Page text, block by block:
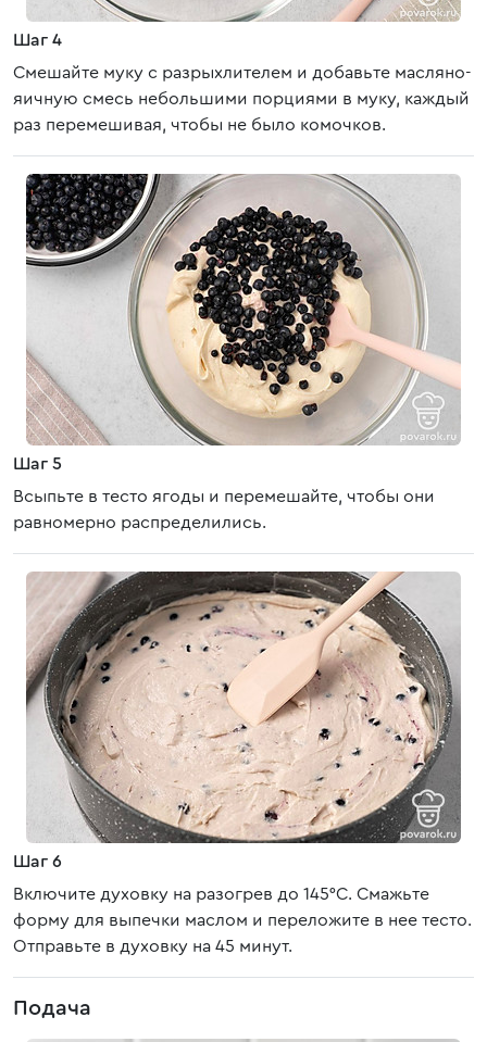
Шаг 4
Смешайте муку с разрыхлителем и добавьте масляно-
яичную смесь небольшими порциями в муку, каждый
раз перемешивая, чтобы не было комочков.
Шаг 5
Всыпьте в тесто ягоды и перемешайте, чтобы они
равномерно распределились.
Шаг 6
Включите духовку на разогрев до 145°С. Смажьте
форму для выпечки маслом и переложите в нее тесто.
Отправьте в духовку на 45 минут.
Подача